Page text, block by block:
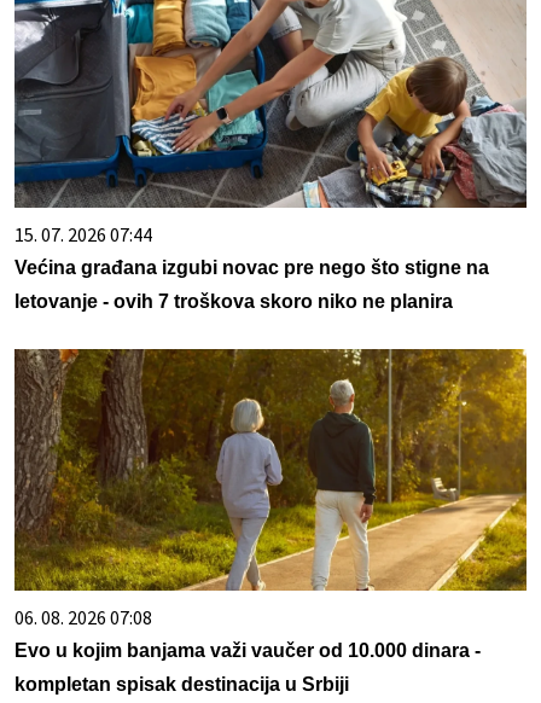
15. 07. 2026 07:44
Većina građana izgubi novac pre nego što stigne na
letovanje - ovih 7 troškova skoro niko ne planira
06. 08. 2026 07:08
Evo u kojim banjama važi vaučer od 10.000 dinara -
kompletan spisak destinacija u Srbiji